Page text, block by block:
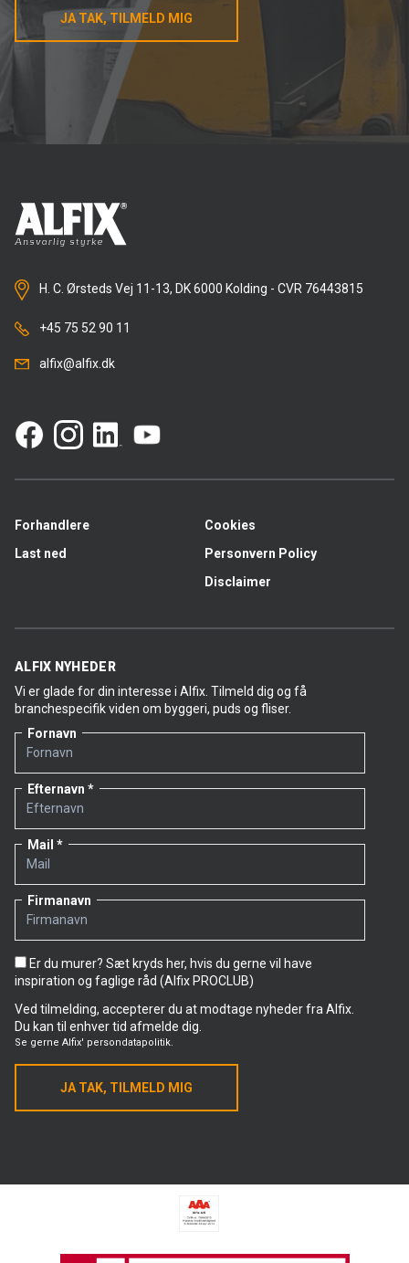
JA TAK, TILMELD MIG
H. C. Ørsteds Vej 11-13, DK 6000 Kolding - CVR 76443815
+45 75 52 90 11
alfix@alfix.dk
Forhandlere
Last ned
Cookies
Personvern Policy
Disclaimer
ALFIX NYHEDER
Vi er glade for din interesse i Alfix. Tilmeld dig og få
branchespecifik viden om byggeri, puds og fliser.
Fornavn
Efternavn
Mail
Firmanavn
Er du murer? Sæt kryds her, hvis du gerne vil have
inspiration og faglige råd (Alfix PROCLUB)
Ved tilmelding, accepterer du at modtage nyheder fra Alfix.
Du kan til enhver tid afmelde dig.
Se gerne Alfix' persondatapolitik.
JA TAK, TILMELD MIG